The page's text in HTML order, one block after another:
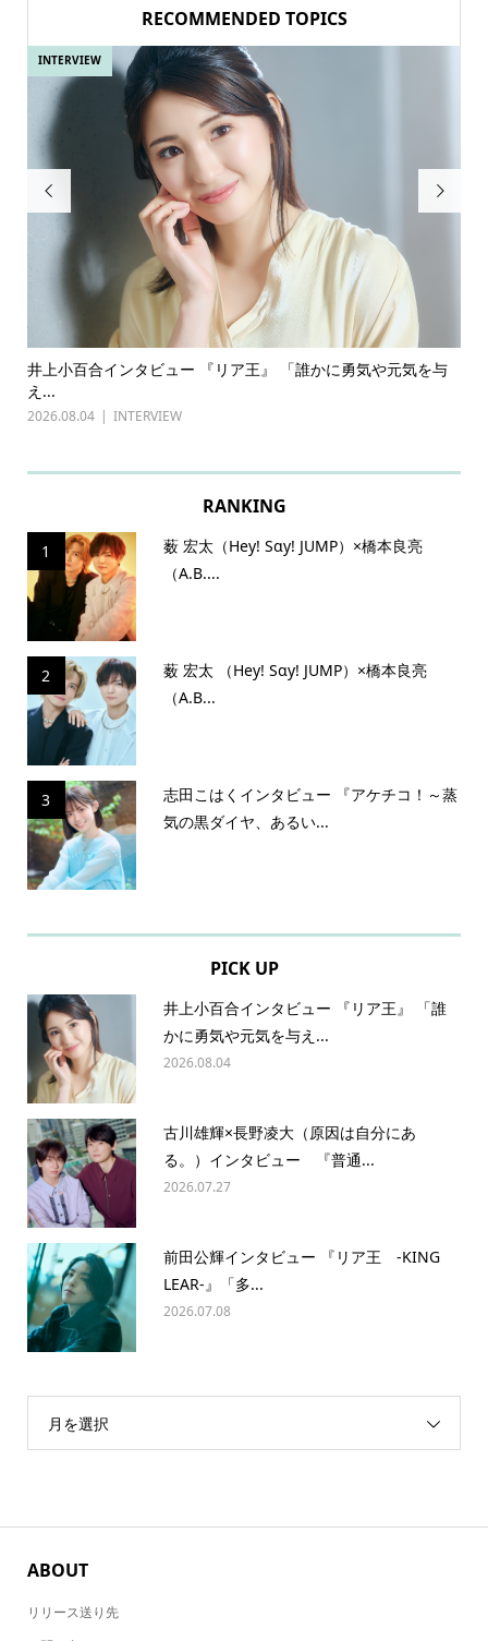
RECOMMENDED TOPICS

井上小百合インタビュー 『リア王』 「誰かに勇気や元気を与
え...
2026.08.04 INTERVIEW
INTERVIEW

RANKING
1
薮 宏太（Hey! Sɑy! JUMP）×橋本良亮
（A.B....
2
薮 宏太 （Hey! Sɑy! JUMP）×橋本良亮
（A.B...
3
志田こはくインタビュー 『アケチコ！～蒸
気の黒ダイヤ、あるい...
PICK UP
井上小百合インタビュー 『リア王』 「誰
かに勇気や元気を与え...
2026.08.04
古川雄輝×長野凌大（原因は自分にあ
る。）インタビュー 『普通...
2026.07.27
前田公輝インタビュー 『リア王 -KING
LEAR-』「多...
2026.07.08
月を選択
ABOUT
リリース送り先